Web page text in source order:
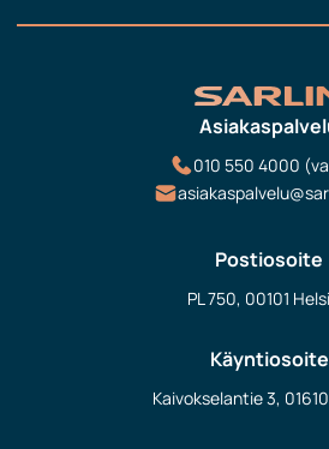
010 550 4000
Postiosoite
PL 750, 00101
Käyntiosoite
Kaivokselantie 3,